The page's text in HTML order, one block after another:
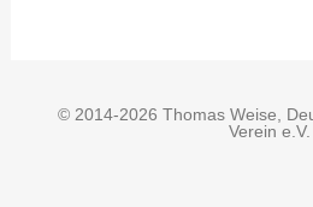
© 2014-2026 Thomas Weise,
Verein e.V.